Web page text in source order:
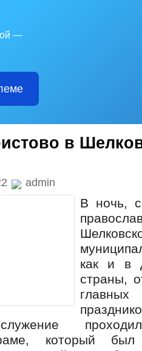
—
в
admin
В ночь,
как и в
страны,
который